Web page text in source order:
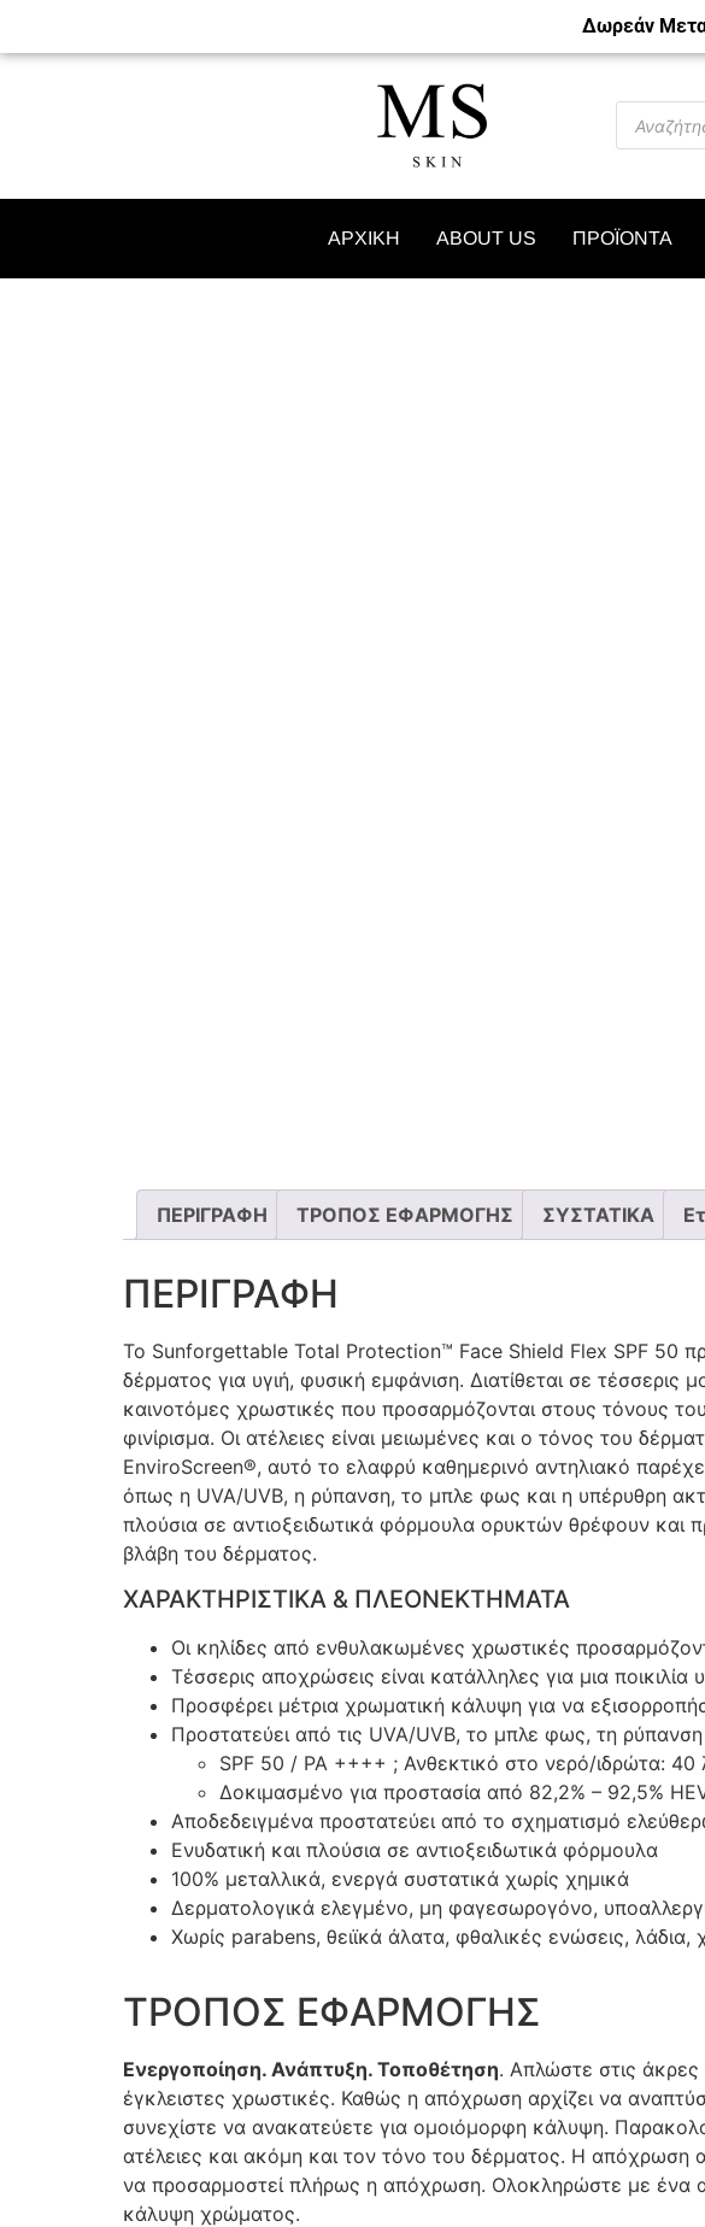
Δωρεάν
ΑΡΧΙΚΗ ABOUT US ΠΡΟΪΟΝΤΑ
ΠΕΡΙΓΡΑΦΗ ΤΡΟΠΟΣ ΕΦΑΡΜΟΓΗΣ ΣΥΣΤΑΤΙΚΑ
ΠΕΡΙΓΡΑΦΗ
Το Sunforgettable Total Protection™ Face Shield Flex SPF 50
δέρματος για υγιή, φυσική εμφάνιση. Διατίθεται σε
καινοτόμες χρωστικές που προσαρμόζονται στους τόνους
φινίρισμα. Οι ατέλειες είναι μειωμένες και ο τόνος του
EnviroScreen®, αυτό το ελαφρύ καθημερινό αντηλιακό
όπως η UVA/UVB, η ρύπανση, το μπλε φως και η υπέρυθρη
πλούσια σε αντιοξειδωτικά φόρμουλα ορυκτών θρέφουν και
βλάβη του δέρματος.
ΧΑΡΑΚΤΗΡΙΣΤΙΚΑ & ΠΛΕΟΝΕΚΤΗΜΑΤΑ
Οι κηλίδες από ενθυλακωμένες χρωστικές
Τέσσερις αποχρώσεις είναι κατάλληλες για μια
Προσφέρει μέτρια χρωματική κάλυψη για να
Προστατεύει από τις UVA/UVB, το μπλε φως, τη ρύπανση
SPF 50 / PA ++++ ; Ανθεκτικό στο νερό/ιδρώτα: 40
Δοκιμασμένο για προστασία από 82,2% – 92,5%
Αποδεδειγμένα προστατεύει από το σχηματισμό
Ενυδατική και πλούσια σε αντιοξειδωτικά φόρμουλα
100% μεταλλικά, ενεργά συστατικά χωρίς χημικά
Δερματολογικά ελεγμένο, μη φαγεσωρογόνο,
Χωρίς parabens, θειϊκά άλατα, φθαλικές ενώσεις,
ΤΡΟΠΟΣ ΕΦΑΡΜΟΓΗΣ
Ενεργοποίηση. Ανάπτυξη. Τοποθέτηση. Απλώστε στις
έγκλειστες χρωστικές. Καθώς η απόχρωση αρχίζει να
συνεχίστε να ανακατεύετε για ομοιόμορφη κάλυψη.
ατέλειες και ακόμη και τον τόνο του δέρματος. Η απόχρωση
να προσαρμοστεί πλήρως η απόχρωση. Ολοκληρώστε με ένα
κάλυψη χρώματος.